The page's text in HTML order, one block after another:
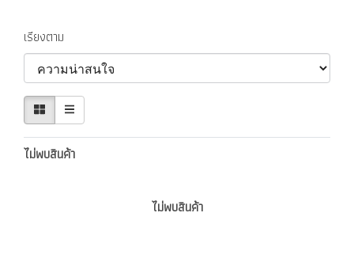
เรียงตาม
ไม่พบสินค้า
ไม่พบสินค้า